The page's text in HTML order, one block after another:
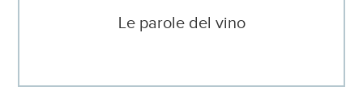
Le parole del vino